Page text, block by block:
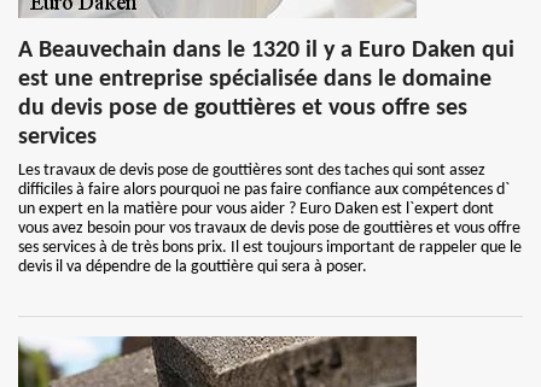
A Beauvechain dans le 1320 il y a Euro Daken qui
est une entreprise spécialisée dans le domaine
du devis pose de gouttières et vous offre ses
services
Les travaux de devis pose de gouttières sont des taches qui sont assez
difficiles à faire alors pourquoi ne pas faire confiance aux compétences d`
un expert en la matière pour vous aider ? Euro Daken est l`expert dont
vous avez besoin pour vos travaux de devis pose de gouttières et vous offre
ses services à de très bons prix. Il est toujours important de rappeler que le
devis il va dépendre de la gouttière qui sera à poser.